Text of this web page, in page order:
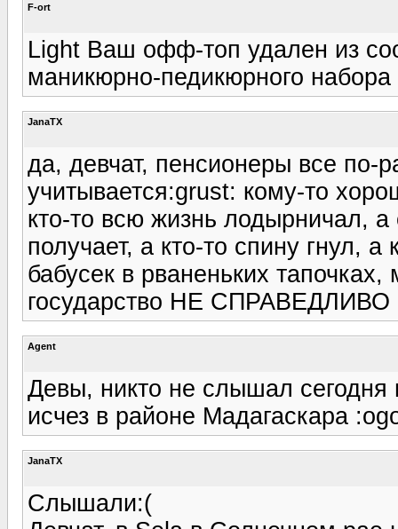
F-ort
Light Ваш офф-топ удален из
маникюрно-педикюрного
JanaTX
да, девчат, пенсионеры все по-
учитывается:grust: кому-то
кто-то всю жизнь лодырничал, а
получает, а кто-то спину гнул,
бабусек в рваненьких
государство НЕ СПРАВЕДЛИВО
Agent
Девы, никто не слышал
исчез в районе Мадагаскара
JanaTX
Слышали:(